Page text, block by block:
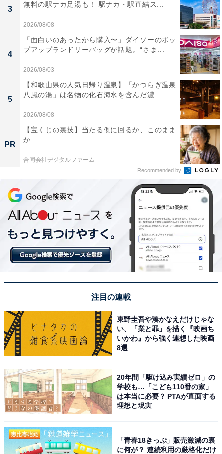
3
無料の駅ナカ足湯も！ 駅ナカ・駅直結ス...
2026/08/08
4
「面白いのあったから購入〜」ダイソーのポッ
プアップランドリーバッグが話題。“さま...
2026/08/03
5
【和歌山県の人気日帰り温泉】「かつらぎ温泉
八風の湯」は名物の化石海水を含んだ濃...
2026/08/08
PR
【宝くじの裏技】当たる側に回るか、このまま
か
合同会社デジタルファーム
Recommended by
注目の連載
東野圭吾や湊かなえだけじゃな
い、「業と罪」を描く『映画ち
いかわ』から強く連想した映画
8選
20年間「駆け込み実績ゼロ」の
学校も…「こども110番の家」
は本当に必要？ PTAが直面する
理想と現実
「青春18きっぷ」販売激減の裏
に何が？ 連続利用の厳格化だけ